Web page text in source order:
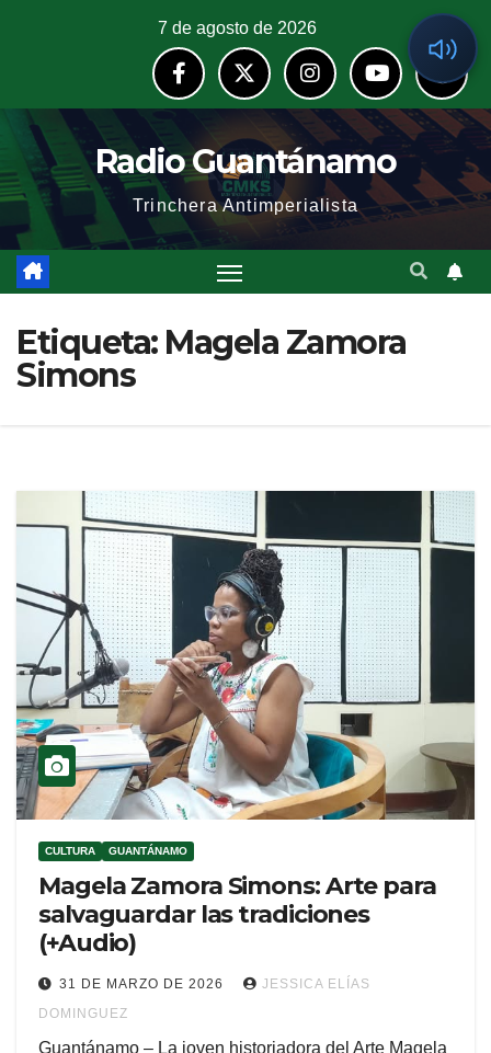
7 de agosto de 2026
Radio Guantánamo
Trinchera Antimperialista
Etiqueta: Magela Zamora
Simons
CULTURA GUANTÁNAMO
Magela Zamora Simons: Arte para
salvaguardar las tradiciones
(+Audio)
31 DE MARZO DE 2026
JESSICA ELÍAS
DOMINGUEZ
Guantánamo – La joven historiadora del Arte Magela